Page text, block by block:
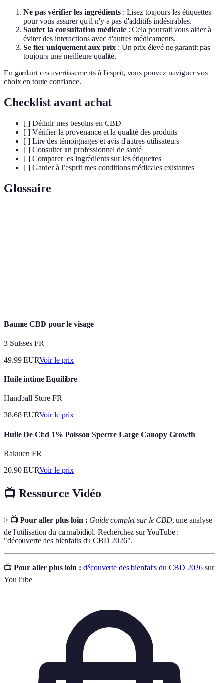
Ne pas vérifier les ingrédients : Lisez toujours les étiquettes
pour vous assurer qu'il n'y a pas d'additifs indésirables.
Sauter la consultation médicale : Cela pourrait vous aider à
éviter des interactions avec d'autres médicaments.
Se fier uniquement aux prix : Un prix élevé ne garantit pas
toujours une meilleure qualité.
En gardant ces avertissements à l'esprit, vous pouvez naviguer vos
choix en toute confiance.
Checklist avant achat
[ ] Définir mes besoins en CBD
[ ] Vérifier la provenance et la qualité des produits
[ ] Lire des témoignages et avis d'autres utilisateurs
[ ] Consulter un professionnel de santé
[ ] Comparer les ingrédients sur les étiquettes
[ ] Garder à l’esprit mes conditions médicales existantes
Glossaire
Baume CBD pour le visage
3 Suisses FR
49.99 EURVoir le prix
Huile intime Equilibre
Handball Store FR
38.68 EURVoir le prix
Huile De Cbd 1% Poisson Spectre Large Canopy Growth
Rakuten FR
20.90 EURVoir le prix
📺 Ressource Vidéo
> 📺 Pour aller plus loin : Guide complet sur le CBD, une analyse
de l'utilisation du cannabidiol. Recherchez sur YouTube :
"découverte des bienfaits du CBD 2026".
📺 Pour aller plus loin : découverte des bienfaits du CBD 2026 sur
YouTube